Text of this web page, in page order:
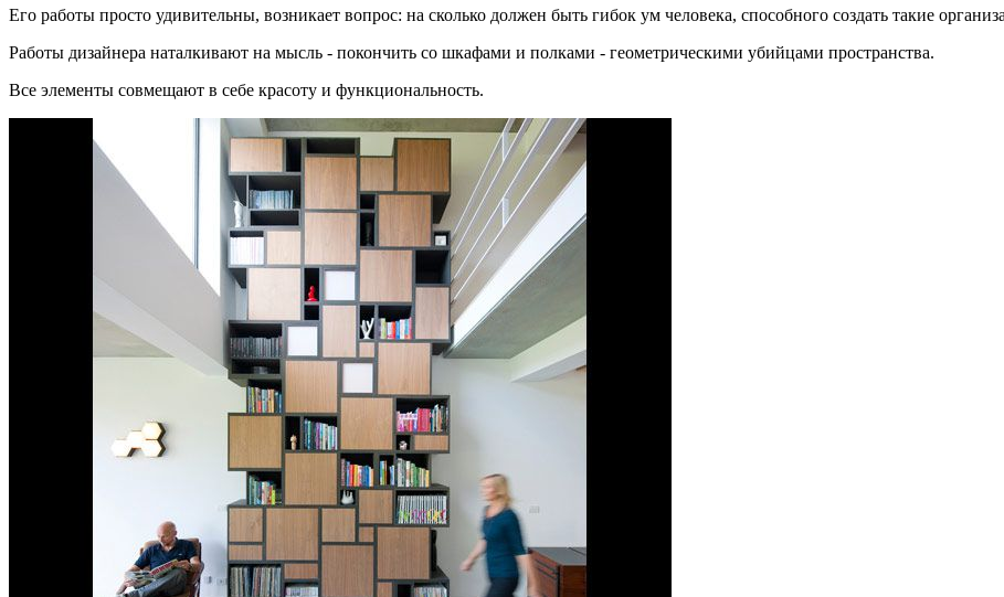
Его работы просто удивительны, возникает вопрос: на сколько должен быть гибок ум человека, способного создать такие
Работы дизайнера наталкивают на мысль - покончить со шкафами и полками - геометрическими убийцами пространства.
Все элементы совмещают в себе красоту и функциональность.